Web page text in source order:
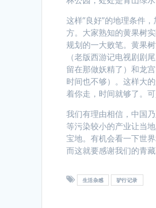
这样”良好”的地理条件
方。大家熟知的黄果树
规划的一大败笔。黄果
（老版西游记电视剧剧
留在那做妖精了）和龙
时间也不够）。这样大
着你走，时间就够了。
我们有理由相信，中国
等污染较小的产业让当
宝地。有机会看一下世
而这就要感谢我们的青藏
生活杂感 驴行记录